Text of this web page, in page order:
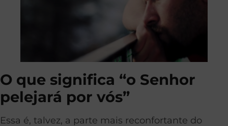
O que significa “o Senhor
pelejará por vós”
Essa é, talvez, a parte mais reconfortante do